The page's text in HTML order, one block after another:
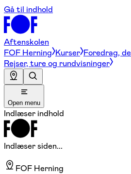
Gå til indhold
Aftenskolen
FOF Herning Kurser Foredrag,
Rejser, ture og rundvisninger
Open menu
Indlæser indhold
Indlæser siden...
FOF Herning